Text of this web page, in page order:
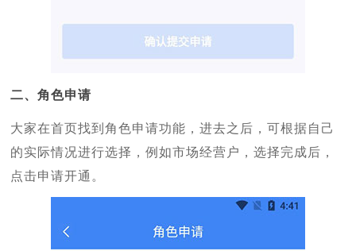
二、角色申请
大家在首页找到角色申请功能，进去之后，可根据自己
的实际情况进行选择，例如市场经营户，选择完成后，
点击申请开通。